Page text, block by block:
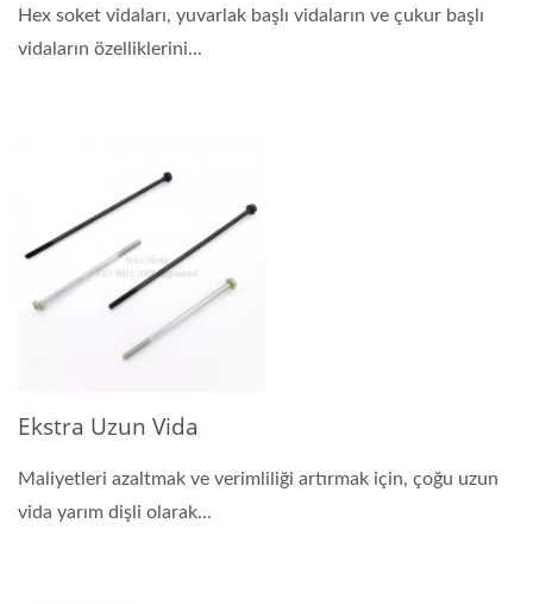
Hex soket vidaları, yuvarlak başlı vidaların ve çukur başlı
vidaların özelliklerini...
Ekstra Uzun Vida
Maliyetleri azaltmak ve verimliliği artırmak için, çoğu uzun
vida yarım dişli olarak...